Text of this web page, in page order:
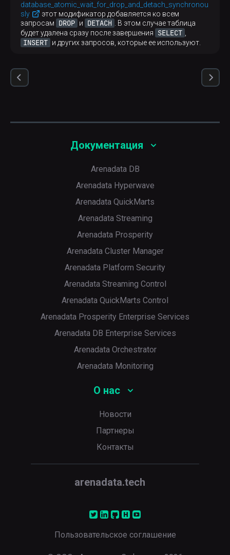
database_atomic_wait_for_drop_and_detach_synchronou
sly
этот модификатор добавляется ко всем
запросам
DROP и DETACH
. В этом случае таблица
будет удалена сразу после завершения
SELECT
INSERT и других запросов, которые ее используют.
Документация
Arenadata DB
Arenadata Hyperwave
Arenadata QuickMarts
Arenadata Streaming
Arenadata Prosperity
Arenadata Cluster Manager
Arenadata Platform Security
Arenadata Streaming Control
Arenadata QuickMarts Control
Arenadata Prosperity Enterprise Services
Arenadata DB Enterprise Services
Arenadata Orchestrator
Arenadata Monitoring
О нас
Новости
Партнеры
Контакты
arenadata.tech
Пользовательское соглашение